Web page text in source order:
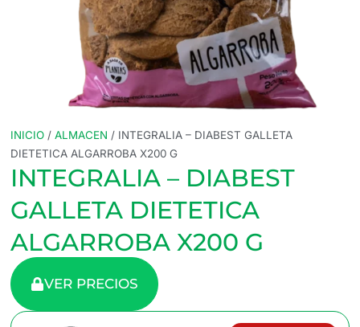
INICIO / ALMACEN / INTEGRALIA – DIABEST GALLETA
DIETETICA ALGARROBA X200 G
INTEGRALIA – DIABEST
GALLETA DIETETICA
ALGARROBA X200 G
VER PRECIOS